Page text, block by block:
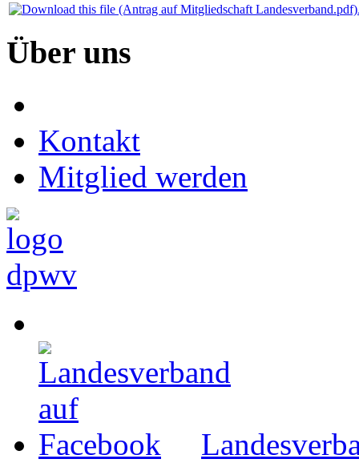
Über uns
Kontakt
Mitglied werden